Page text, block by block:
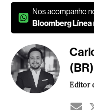
Nos acompanhe
Bloomberg Línea
(BR)
Editor